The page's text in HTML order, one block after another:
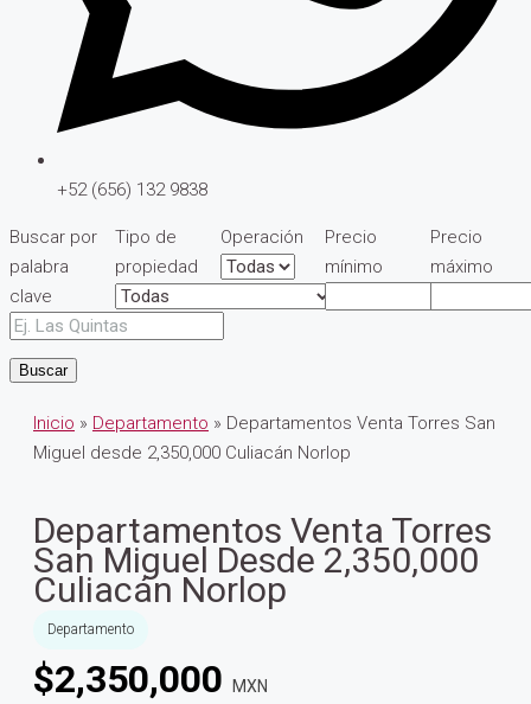
+52 (656) 132 9838
Buscar por
palabra
clave
Tipo de
propiedad
Operación
Precio
mínimo
Precio
máximo
Buscar
Inicio » Departamento » Departamentos Venta Torres San
Miguel desde 2,350,000 Culiacán Norlop
Departamentos Venta Torres
San Miguel Desde 2,350,000
Culiacán Norlop
Departamento
$2,350,000 MXN